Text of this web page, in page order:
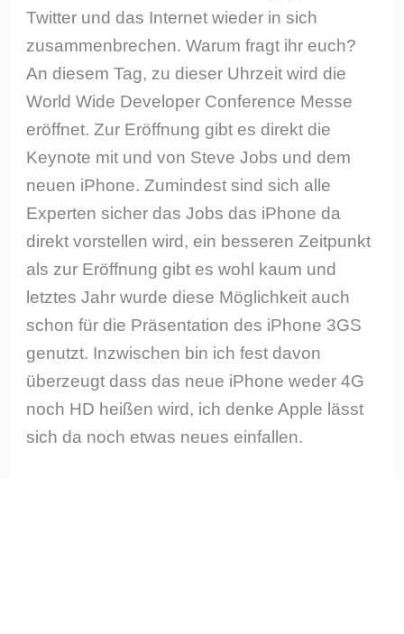
Twitter und das Internet wieder in sich
zusammenbrechen. Warum fragt ihr euch?
An diesem Tag, zu dieser Uhrzeit wird die
World Wide Developer Conference Messe
eröffnet. Zur Eröffnung gibt es direkt die
Keynote mit und von Steve Jobs und dem
neuen iPhone. Zumindest sind sich alle
Experten sicher das Jobs das iPhone da
direkt vorstellen wird, ein besseren Zeitpunkt
als zur Eröffnung gibt es wohl kaum und
letztes Jahr wurde diese Möglichkeit auch
schon für die Präsentation des iPhone 3GS
genutzt. Inzwischen bin ich fest davon
überzeugt dass das neue iPhone weder 4G
noch HD heißen wird, ich denke Apple lässt
sich da noch etwas neues einfallen.